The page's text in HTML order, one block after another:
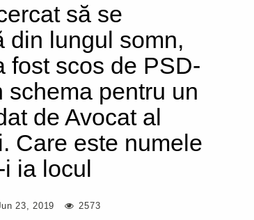
să se
din lungul somn,
fost scos de PSD-
schema pentru un
de Avocat al
Care este numele
ia locul
23, 2019 2573